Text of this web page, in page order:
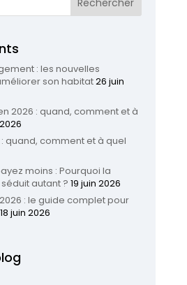
: les nouvelles
son habitat26 juin
2026 : quand, comment et à
quand, comment et à quel
moins : Pourquoi la
autant ? 19 juin 2026
: le guide complet pour
18 juin 2026